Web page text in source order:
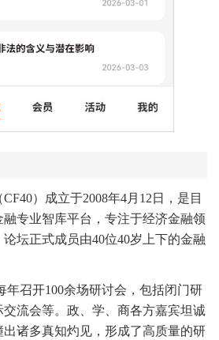
）成立于2008年4月12日，是目
专业智库平台，专注于经济金融领
坛正式成员由40位40岁上下的金融
年召开100余场研讨会，包括闭门研
流会等。政、学、商各方嘉宾坦诚
诸多真知灼见，形成了高质量的研